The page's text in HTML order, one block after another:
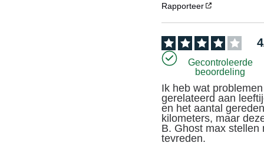
Rapporteer
4
Gecontroleerde
beoordeling
Ik heb wat problemen
gerelateerd aan
en het aantal
kilometers, maar
B. Ghost max stellen
tevreden.